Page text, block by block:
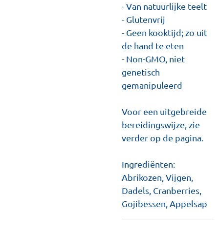
- Van natuurlijke teelt
- Glutenvrij
- Geen kooktijd; zo uit
de hand te eten
- Non-GMO, niet
genetisch
gemanipuleerd
Voor een uitgebreide
bereidingswijze, zie
verder op de pagina.
Ingrediënten:
Abrikozen, Vijgen,
Dadels, Cranberries,
Gojibessen, Appelsap